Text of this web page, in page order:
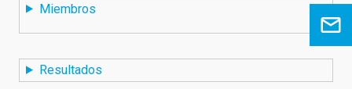
Miembros
Resultados